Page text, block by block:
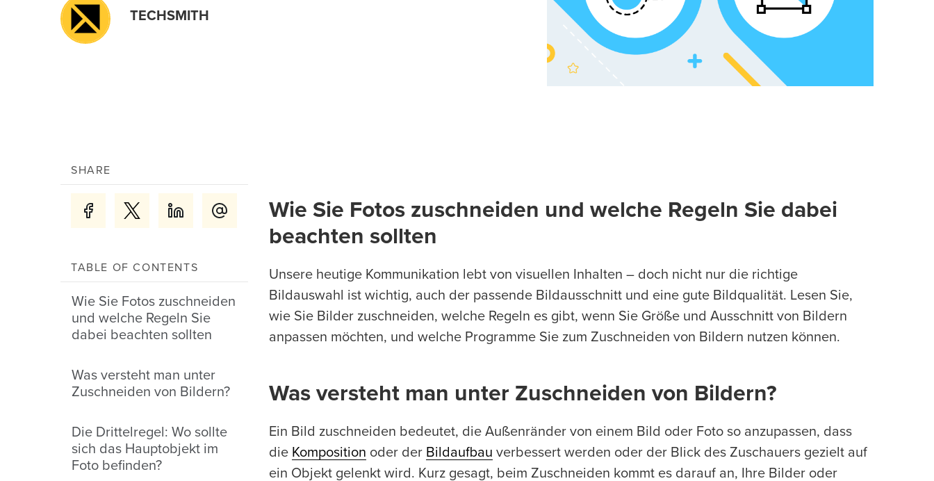
TECHSMITH
SHARE
TABLE OF CONTENTS
Wie Sie Fotos zuschneiden
und welche Regeln Sie
dabei beachten sollten
Was versteht man unter
Zuschneiden von Bildern?
Die Drittelregel: Wo sollte
sich das Hauptobjekt im
Foto befinden?
Wie Sie Fotos zuschneiden und welche Regeln Sie dabei
beachten sollten
Unsere heutige Kommunikation lebt von visuellen Inhalten – doch nicht nur die richtige
Bildauswahl ist wichtig, auch der passende Bildausschnitt und eine gute Bildqualität. Lesen Sie,
wie Sie Bilder zuschneiden, welche Regeln es gibt, wenn Sie Größe und Ausschnitt von Bildern
anpassen möchten, und welche Programme Sie zum Zuschneiden von Bildern nutzen können.
Was versteht man unter Zuschneiden von Bildern?
Ein Bild zuschneiden bedeutet, die Außenränder von einem Bild oder Foto so anzupassen, dass
die Komposition oder der Bildaufbau verbessert werden oder der Blick des Zuschauers gezielt auf
ein Objekt gelenkt wird. Kurz gesagt, beim Zuschneiden kommt es darauf an, Ihre Bilder oder